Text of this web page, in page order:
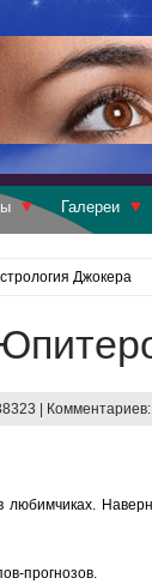
Галереи
Джокера
|
прогнозов.